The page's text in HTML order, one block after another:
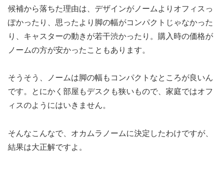
候補から落ちた理由は、デザインがノームよりオフィスっ
ぽかったり、思ったより脚の幅がコンパクトじゃなかった
り、キャスターの動きが若干渋かったり。購入時の価格が
ノームの方が安かったこともあります。
そうそう、ノームは脚の幅もコンパクトなところが良いん
です。とにかく部屋もデスクも狭いもので、家庭ではオフ
ィスのようにはいきません。
そんなこんなで、オカムラノームに決定したわけですが、
結果は大正解ですよ。